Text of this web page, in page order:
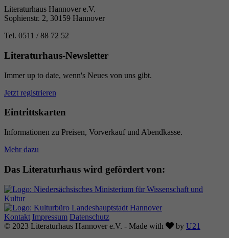
Literaturhaus Hannover e.V.
Sophienstr. 2, 30159 Hannover
Tel. 0511 / 88 72 52
Literaturhaus-Newsletter
Immer up to date, wenn's Neues von uns gibt.
Jetzt registrieren
Eintrittskarten
Informationen zu Preisen, Vorverkauf und Abendkasse.
Mehr dazu
Das Literaturhaus wird gefördert von:
Kontakt Impressum Datenschutz
© 2023 Literaturhaus Hannover e.V. - Made with
Love
by U21